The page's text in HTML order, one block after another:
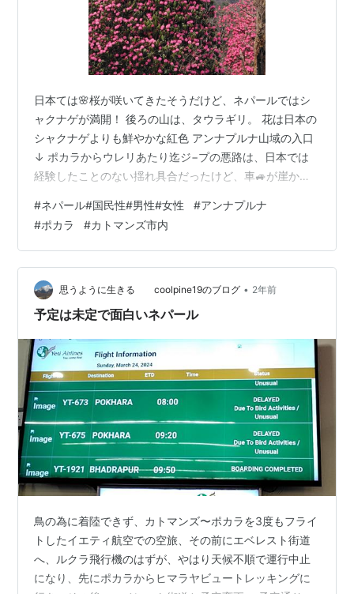
日本ては🌸桜が咲いてきたそうだけど、ネパールではシ
ャクナゲが満開！ 後ろの山は、タウラギリ。 花は日本の
シャクナゲよりも鮮やかな紅色 アンナプルナ山域の入口
↓ ポカラからウレリあたり迄ジ−プの悪路は、日本では
経験したことのない揺れ具合だったけど、車🚙が崖から
www.youtube.com どうやら世界一危険な悪路らしい↑
宿泊したロッジで働く女性のおもてなし。 朝の風景、マ
チャプチャレとアンナプルナ3がちょっと見えた ポカラ
からカトマンズはたった200kmなのに昨日は崖崩れの渋
滞で、ツ−リストバスで18時間もかかった。ネパールだか
ら仕方が無い。なの…
#ネパール#国民性#男性#女性 #アンナプルナ
#ポカラ #カトマンズ市内
思うように生きる coolpine19のブログ • 2年前
予定は未定で面白いネパール
鳥の為に着陸できず、カトマンズ〜ポカラを3度もフライ
トしたイエティ航空での空旅、その前にエベレスト街道
へ、ルクラ飛行機のはずが、やはり天候不順で運行中止
になり、先にポカラからヒマラヤビュートレッキングに